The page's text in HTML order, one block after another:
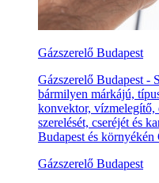
Gázszerelő Budapest
Gázszerelő Budapest -
bármilyen márkájú,
konvektor, vízmelegítő,
szerelését, cseréjét és
Budapest és környékén
Gázszerelő Budapest